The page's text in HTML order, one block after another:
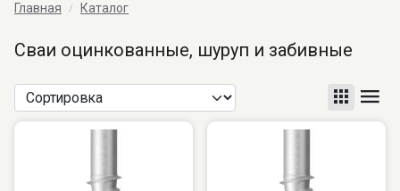
Главная Каталог
Сваи оцинкованные, шуруп и забивные